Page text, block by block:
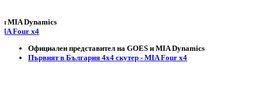
Dynamics
x4
Официален представител на GOES и MIA Dynamics
Първият в България 4х4 скутер - MIA Four x4